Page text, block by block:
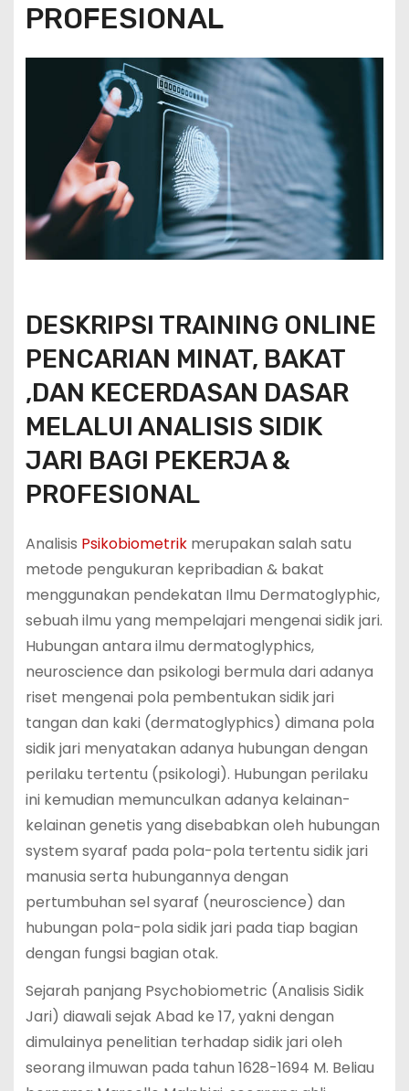
PROFESIONAL
DESKRIPSI TRAINING ONLINE
PENCARIAN MINAT, BAKAT
,DAN KECERDASAN DASAR
MELALUI ANALISIS SIDIK
JARI BAGI PEKERJA &
PROFESIONAL
Analisis Psikobiometrikmerupakan salah satu
metode pengukuran kepribadian & bakat
menggunakan pendekatan Ilmu Dermatoglyphic,
sebuah ilmu yang mempelajari mengenai sidik jari.
Hubungan antara ilmu dermatoglyphics,
neuroscience dan psikologi bermula dari adanya
riset mengenai pola pembentukan sidik jari
tangan dan kaki (dermatoglyphics) dimana pola
sidik jari menyatakan adanya hubungan dengan
perilaku tertentu (psikologi). Hubungan perilaku
ini kemudian memunculkan adanya kelainan-
kelainan genetis yang disebabkan oleh hubungan
system syaraf pada pola-pola tertentu sidik jari
manusia serta hubungannya dengan
pertumbuhan sel syaraf (neuroscience) dan
hubungan pola-pola sidik jari pada tiap bagian
dengan fungsi bagian otak.
Sejarah panjang Psychobiometric (Analisis Sidik
Jari) diawali sejak Abad ke 17, yakni dengan
dimulainya penelitian terhadap sidik jari oleh
seorang ilmuwan pada tahun 1628-1694 M. Beliau